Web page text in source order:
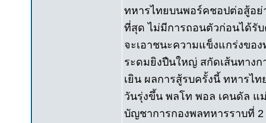
ทหารไทยบนพอร์คชอปต่อสู้อ
ที่สุด ไม่มีการถอนตัวก่อนได้รับ
จะเอาชนะความแข็งแกร่งขอ
ระดมยิงปืนใหญ่ สกัดเส้นทาง
เยิน ผลการสู้รบครั้งนี้ ทหารไ
วันรุ่งขึ้น พลโท พอล เคนดัล แ
บัญชาการกองพลทหารราบที่